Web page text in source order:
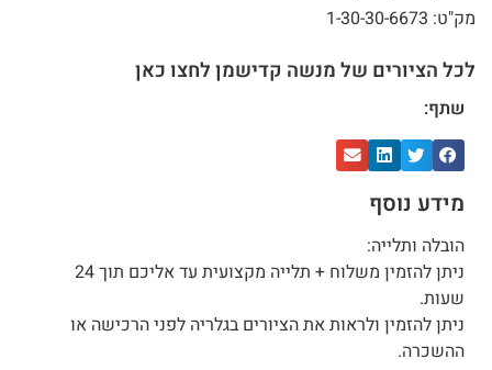
מק"ט: 1-30-30-6673
לכל הציורים של מנשה קדישמן לחצו כאן
שתף:
מידע נוסף
הובלה ותלייה:
ניתן להזמין משלוח + תלייה מקצועית עד אליכם תוך 24
שעות.
ניתן להזמין ולראות את הציורים בגלריה לפני הרכישה או
ההשכרה.